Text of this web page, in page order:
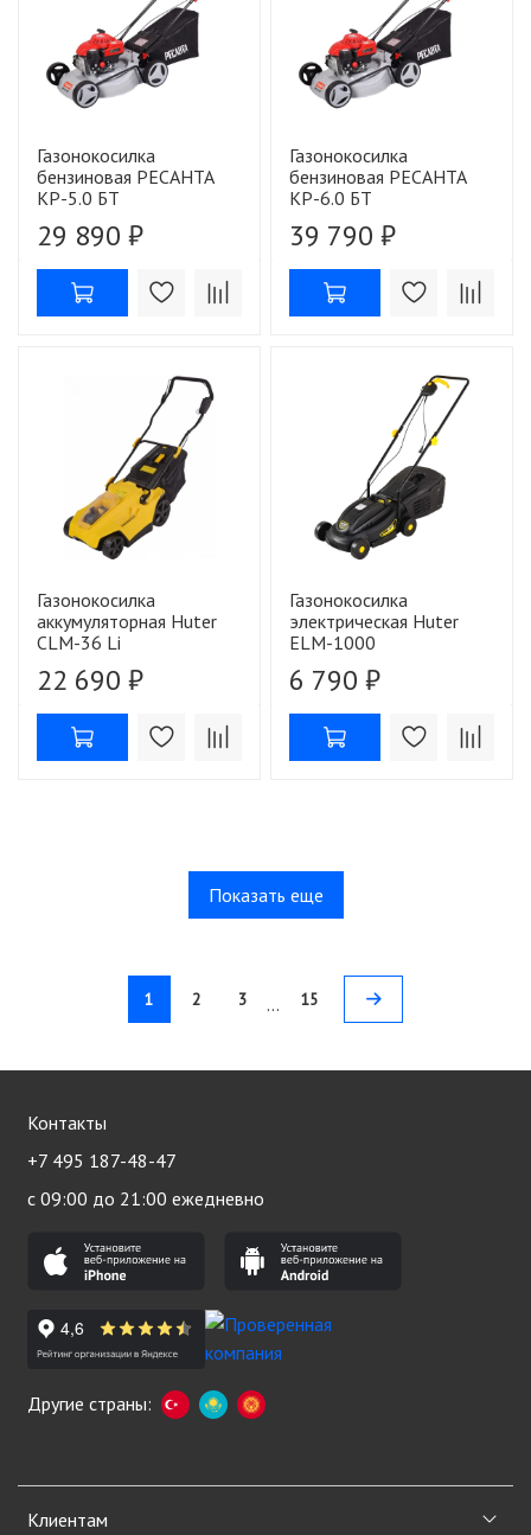
Газонокосилка
бензиновая РЕСАНТА
КР-5.0 БТ
29 890 ₽
Газонокосилка
бензиновая РЕСАНТА
КР-6.0 БТ
39 790 ₽
Газонокосилка
аккумуляторная Huter
CLM-36 Li
22 690 ₽
Газонокосилка
электрическая Huter
ELM-1000
6 790 ₽
Показать еще
1 2 3 … 15
Клиентам
Контакты
+7 495 187-48-47
с 09:00 до 21:00 ежедневно
Другие страны: